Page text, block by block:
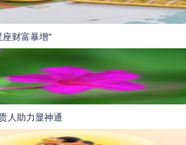
财富暴增"
人助力显神通